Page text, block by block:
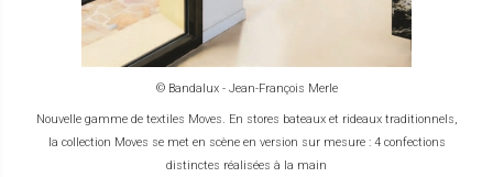
© Bandalux - Jean-François Merle
Nouvelle gamme de textiles Moves. En stores bateaux et rideaux traditionnels,
la collection Moves se met en scène en version sur mesure : 4 confections
distinctes réalisées à la main